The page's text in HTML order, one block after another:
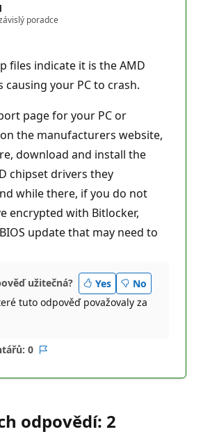
poradce
files indicate it is the AMD
causing your PC to crash.
page for your PC or
the manufacturers website,
download and install the
chipset drivers they
while there, if you do not
encrypted with Bitlocker,
update that may need to
užitečná? Yes
No
tuto odpověď považovaly za
0
odpovědí: 2